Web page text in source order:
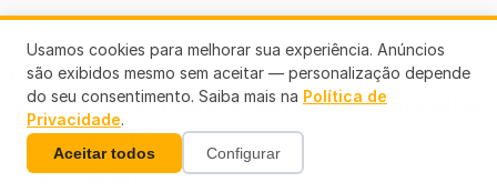
Expedição Novos Sorrisos chega a Porto
Velho e abre agendamento para consultas
odontológicas
CONTAS REJEITADAS
Usamos cookies para melhorar sua experiência. Anúncios
são exibidos mesmo sem aceitar — personalização depende
do seu consentimento. Saiba mais na Política de
Privacidade.
Aceitar todos Configurar